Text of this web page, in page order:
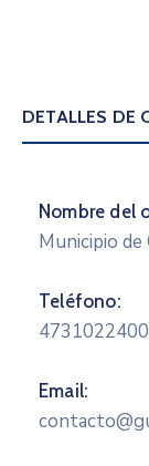
DETALLES DE
Nombre del
Municipio de
Teléfono:
4731022400
Email: